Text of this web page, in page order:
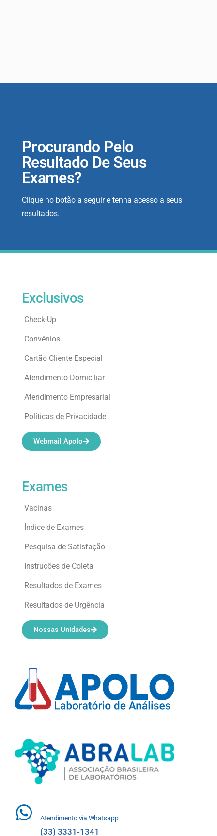
Procurando Pelo
Resultado De Seus
Exames?
Clique no botão a seguir e tenha acesso a seus
resultados.
Atendimento via Whatsapp
(33) 3331-1341
Exames
Vacinas
Índice de Exames
Pesquisa de Satisfação
Instruções de Coleta
Resultados de Exames
Resultados de Urgência
Nossas Unidades
Exclusivos
Check-Up
Convênios
Cartão Cliente Especial
Atendimento Domiciliar
Atendimento Empresarial
Políticas de Privacidade
Webmail Apolo